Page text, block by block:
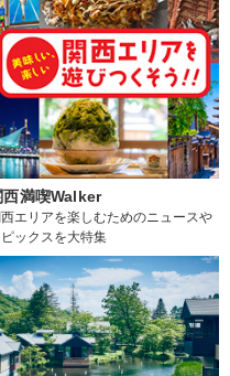
西満喫Walker
エリアを楽しむためのニュースや
ピックスを大特集